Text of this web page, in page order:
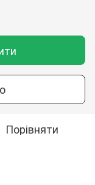
Порівняти